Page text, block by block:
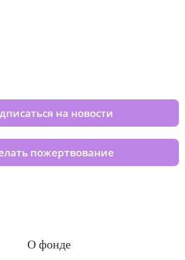
на новости
пожертвование
О фонде